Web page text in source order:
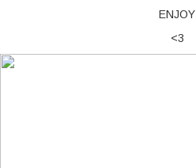
ENJOY
<3